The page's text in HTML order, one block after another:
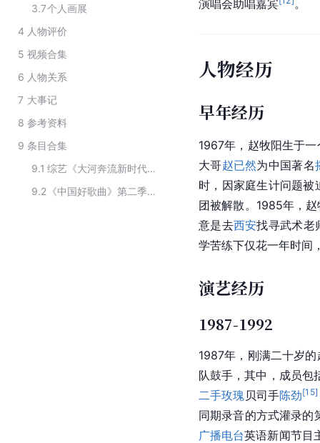
3.7个人画展
4 人物评价
5 视频合集
6 人物关系
7 大事记
8 参考资料
9 条目合集
9.1
综艺《大河奔流新时代—黄河流域九省区迎新春文艺演出》的主要嘉宾
9.2
《中国好歌曲》第二季中“十大金曲”获奖人员
演唱会助唱嘉宾
。
人物经历
早年经历
1967年，赵牧阳生于
大哥赵已然为中国著名
时，因家庭生计问题
团被解散。1985年，
意是去西安找寻武术老
学苦练下仅花一年时间
演艺经历
1987-1992
1987年，刚满二十岁
队鼓手，其中，成员包
二手玫瑰 贝司手陈劲[15]
同期录音的方式灌录的
广播电台英语新闻节目